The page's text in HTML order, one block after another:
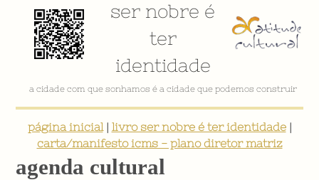
ser nobre é
ter
identidade
a cidade com que sonhamos é a cidade que podemos construir
página inicial| livro ser nobre é ter identidade|
carta/manifesto icms - plano diretor matriz
agenda cultural